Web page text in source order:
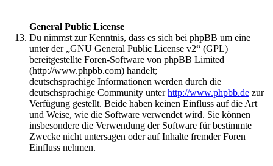
General Public License
Du nimmst zur Kenntnis, dass es sich bei phpBB um eine
unter der „GNU General Public License v2“ (GPL)
bereitgestellte Foren-Software von phpBB Limited
(http://www.phpbb.com) handelt;
deutschsprachige Informationen werden durch die
deutschsprachige Community unterhttp://www.phpbb.de zur
Verfügung gestellt. Beide haben keinen Einfluss auf die Art
und Weise, wie die Software verwendet wird. Sie können
insbesondere die Verwendung der Software für bestimmte
Zwecke nicht untersagen oder auf Inhalte fremder Foren
Einfluss nehmen.